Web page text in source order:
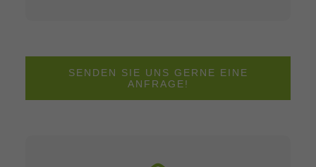
SENDEN SIE UNS GERNE EINE
ANFRAGE!